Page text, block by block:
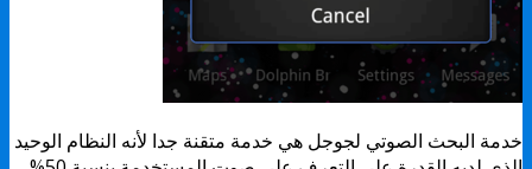
خدمة البحث الصوتي لجوجل هي خدمة متقنة جدا لأنه النظام الوحيد